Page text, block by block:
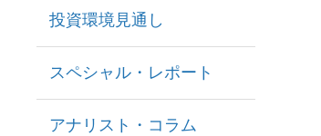
投資環境見通し
スペシャル・レポート
アナリスト・コラム